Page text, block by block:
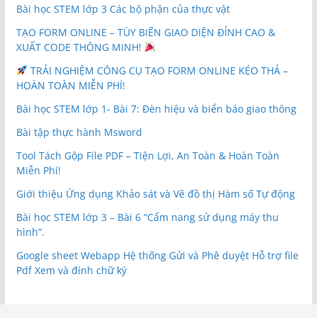
Bài học STEM lớp 3 Các bộ phận của thực vật
TẠO FORM ONLINE – TÙY BIẾN GIAO DIỆN ĐỈNH CAO &
XUẤT CODE THÔNG MINH!
TRẢI NGHIỆM CÔNG CỤ TẠO FORM ONLINE KÉO THẢ –
HOÀN TOÀN MIỄN PHÍ!
Bài học STEM lớp 1- Bài 7: Đèn hiệu và biển báo giao thông
Bài tập thực hành Msword
Tool Tách Gộp File PDF – Tiện Lợi, An Toàn & Hoàn Toàn
Miễn Phí!
Giới thiệu Ứng dụng Khảo sát và Vẽ đồ thị Hàm số Tự động
Bài học STEM lớp 3 – Bài 6 “Cẩm nang sử dụng máy thu
hình”.
Google sheet Webapp Hệ thống Gửi và Phê duyệt Hỗ trợ file
Pdf Xem và đính chữ ký